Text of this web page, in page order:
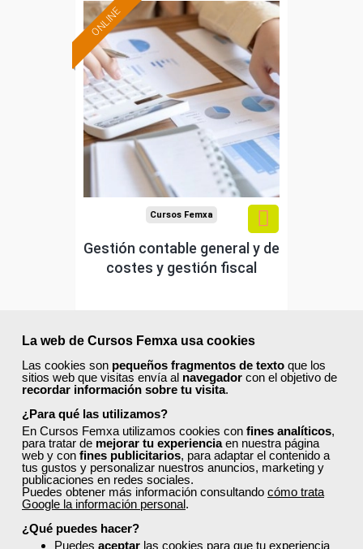
La web de Cursos Femxa usa cookies
Las cookies son pequeños fragmentos de texto que los
sitios web que visitas envía al navegador con el objetivo de
recordar información sobre tu visita.
¿Para qué las utilizamos?
En Cursos Femxa utilizamos cookies con fines analíticos,
para tratar de mejorar tu experienciaen nuestra página
web y con fines publicitarios, para adaptar el contenido a
tus gustos y personalizar nuestros anuncios, marketing y
publicaciones en redes sociales.
Puedes obtener más información consultando cómo trata
Google la información personal.
¿Qué puedes hacer?
Puedes aceptar las cookies para que tu experiencia
ONLINE
Formación 100%
subvencionada.
Para desempleados,
trabajadores y
autónomos.
Sector
-Administración.
Cursos Femxa
Gestión contable general y de
costes y gestión fiscal
Online (toda España)
Ver curso
0 82
ONLINE
Formación 100%
subvencionada.